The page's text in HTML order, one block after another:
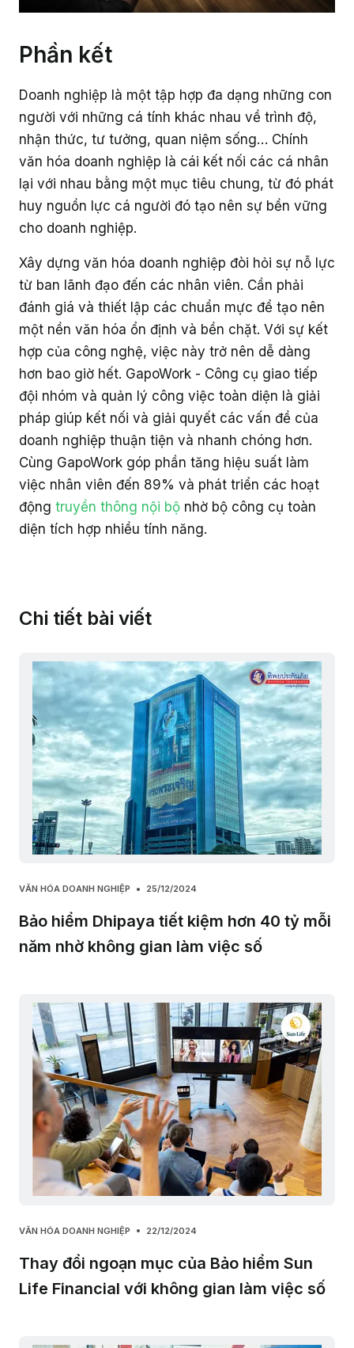
Phần kết
Doanh nghiệp là một tập hợp đa dạng những con
người với những cá tính khác nhau về trình độ,
nhận thức, tư tưởng, quan niệm sống… Chính
văn hóa doanh nghiệp là cái kết nối các cá nhân
lại với nhau bằng một mục tiêu chung, từ đó phát
huy nguồn lực cá người đó tạo nên sự bền vững
cho doanh nghiệp.
Xây dựng văn hóa doanh nghiệp đòi hỏi sự nỗ lực
từ ban lãnh đạo đến các nhân viên. Cần phải
đánh giá và thiết lập các chuẩn mực để tạo nên
một nền văn hóa ổn định và bền chặt. Với sự kết
hợp của công nghệ, việc này trở nên dễ dàng
hơn bao giờ hết. GapoWork - Công cụ giao tiếp
đội nhóm và quản lý công việc toàn diện là giải
pháp giúp kết nối và giải quyết các vấn đề của
doanh nghiệp thuận tiện và nhanh chóng hơn.
Cùng GapoWork góp phần tăng hiệu suất làm
việc nhân viên đến 89% và phát triển các hoạt
động truyền thông nội bộ nhờ bộ công cụ toàn
diện tích hợp nhiều tính năng.
Chi tiết bài viết
VĂN HÓA DOANH NGHIỆP 25/12/2024
Bảo hiểm Dhipaya tiết kiệm hơn 40 tỷ mỗi
năm nhờ không gian làm việc số
VĂN HÓA DOANH NGHIỆP 22/12/2024
Thay đổi ngoạn mục của Bảo hiểm Sun
Life Financial với không gian làm việc số